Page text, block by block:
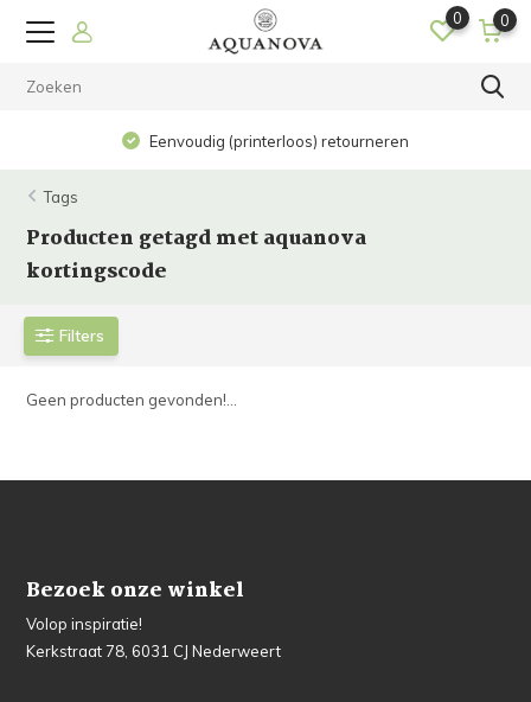
0 0
Eenvoudig (printerloos) retourneren
Tags
Producten getagd met aquanova
kortingscode
Filters
Geen producten gevonden!...
Bezoek onze winkel
Volop inspiratie!
Kerkstraat 78, 6031 CJ Nederweert